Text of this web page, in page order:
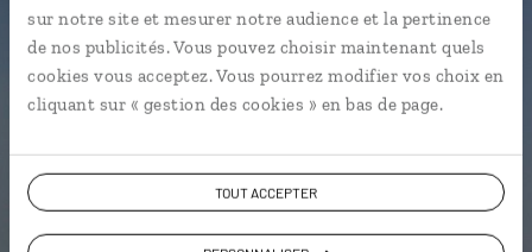
sur notre site et mesurer notre audience et la pertinence
de nos publicités. Vous pouvez choisir maintenant quels
cookies vous acceptez. Vous pourrez modifier vos choix en
cliquant sur « gestion des cookies » en bas de page.
TOUT ACCEPTER
L'album souvenirs à composer
vous-même
DÉCOUVRIR LUCIOLE